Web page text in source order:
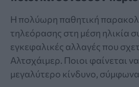
Η πολύωρη παθητική
τηλεόρασης στη μέση ηλικία
εγκεφαλικές αλλαγές που
Αλτσχάιμερ. Ποιοι φαίνεται
μεγαλύτερο κίνδυνο,